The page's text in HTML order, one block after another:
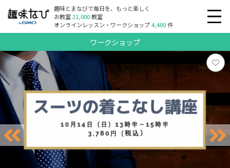
趣味とまなびで毎日を、もっと楽しく
お教室21,000教室
オンラインレッスン・ワークショップ4,400件
ワークショップ